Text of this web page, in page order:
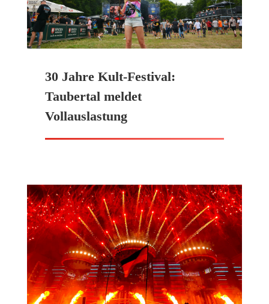
30 Jahre Kult-Festival:
Taubertal meldet
Vollauslastung